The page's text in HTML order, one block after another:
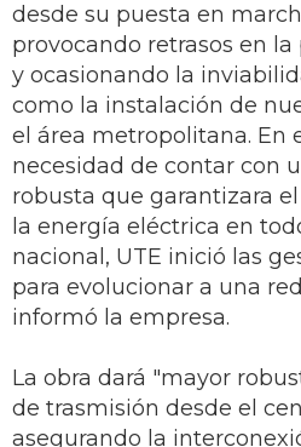
desde su puesta en
provocando retrasos en
y ocasionando la
como la instalación de
el área metropolitana. En
necesidad de contar con
robusta que garantizara
la energía eléctrica en
nacional, UTE inició las
para evolucionar a una
informó la empresa.
La obra dará "mayor
de trasmisión desde el
asegurando la